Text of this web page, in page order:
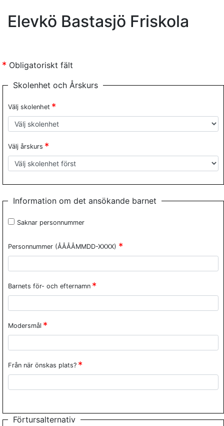
Elevkö Bastasjö Friskola
Obligatoriskt fält
Skolenhet och Årskurs
Välj skolenhet
Välj årskurs
Information om det ansökande barnet
Saknar personnummer
Personnummer (ÅÅÅÅMMDD-XXXX)
Barnets för- och efternamn
Modersmål
Från när önskas plats?
Förtursalternativ